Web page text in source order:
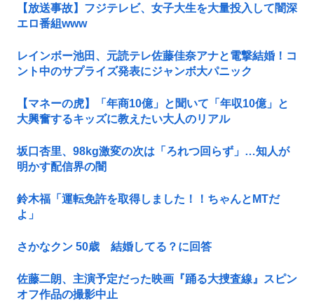
【放送事故】フジテレビ、女子大生を大量投入して闇深
エロ番組www
レインボー池田、元読テレ佐藤佳奈アナと電撃結婚！コ
ント中のサプライズ発表にジャンボ大パニック
【マネーの虎】「年商10億」と聞いて「年収10億」と
大興奮するキッズに教えたい大人のリアル
坂口杏里、98kg激変の次は「ろれつ回らず」…知人が
明かす配信界の闇
鈴木福「運転免許を取得しました！！ちゃんとMTだ
よ」
さかなクン 50歳 結婚してる？に回答
佐藤二朗、主演予定だった映画『踊る大捜査線』スピン
オフ作品の撮影中止